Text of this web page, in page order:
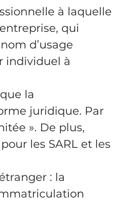
à laquelle
qui
d’usage
individuel à
la
juridique. Par
». De plus,
les SARL et les
: la